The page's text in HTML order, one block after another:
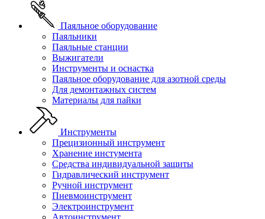
Паяльное оборудование
Паяльники
Паяльные станции
Выжигатели
Инструменты и оснастка
Паяльное оборудование для азотной среды
Для демонтажных систем
Материалы для пайки
Инструменты
Прецизионный инструмент
Хранение инстумента
Средства индивидуальной защиты
Гидравлический инструмент
Ручной инструмент
Пневмоинструмент
Электроинструмент
Автоинструмент